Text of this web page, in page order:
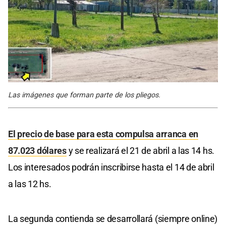
Las imágenes que forman parte de los pliegos.
El precio de base para esta compulsa arranca en
87.023 dólaresy se realizará el 21 de abril a las 14 hs.
Los interesados podrán inscribirse hasta el 14 de abril
a las 12 hs.
La segunda contienda se desarrollará (siempre online)